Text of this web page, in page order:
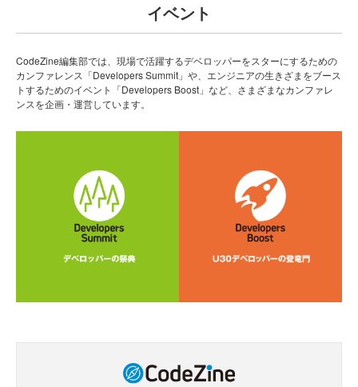
イベント
CodeZine編集部では、現場で活躍するデベロッパーをスターにするための
カンファレンス「Developers Summit」や、エンジニアの生きざまをブース
トするためのイベント「Developers Boost」など、さまざまなカンファレ
ンスを企画・運営しています。